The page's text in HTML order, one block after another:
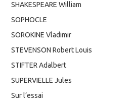
SHAKESPEARE William
SOPHOCLE
SOROKINE Vladimir
STEVENSON Robert Louis
STIFTER Adalbert
SUPERVIELLE Jules
Sur l’essai